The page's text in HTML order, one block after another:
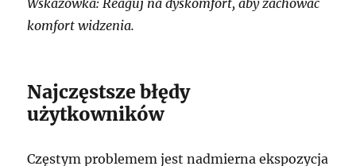
Wskazówka: Reaguj na dyskomfort, aby zachować
komfort widzenia.
Najczęstsze błędy
użytkowników
Częstym problemem jest nadmierna ekspozycja